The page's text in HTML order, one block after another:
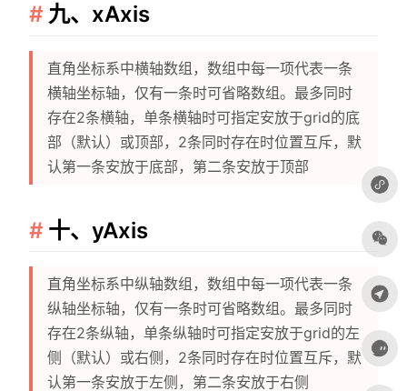
九、xAxis
直角坐标系中横轴数组，数组中每一项代表一条
横轴坐标轴，仅有一条时可省略数组。最多同时
存在2条横轴，单条横轴时可指定安放于grid的底
部（默认）或顶部，2条同时存在时位置互斥，默
认第一条安放于底部，第二条安放于顶部
十、yAxis
直角坐标系中纵轴数组，数组中每一项代表一条
纵轴坐标轴，仅有一条时可省略数组。最多同时
存在2条纵轴，单条纵轴时可指定安放于grid的左
侧（默认）或右侧，2条同时存在时位置互斥，默
认第一条安放于左侧，第二条安放于右侧